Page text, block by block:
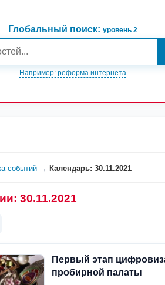
Глобальный поиск: уровень 2
Например: реформа интернета
событий → Календарь: 30.11.2021
30.11.2021
Первый этап
пробирной палаты